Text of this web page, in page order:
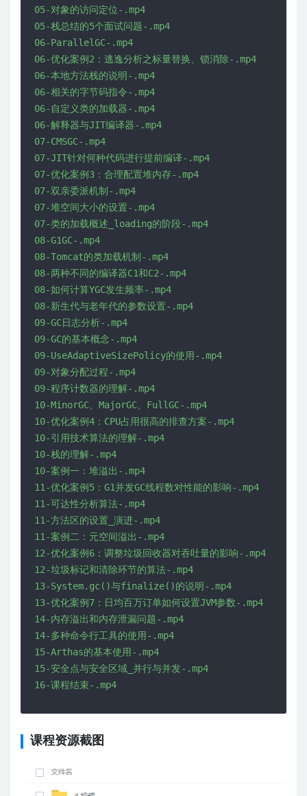
05-对象的访问定位-.mp4
05-栈总结的5个面试问题-.mp4
06-ParallelGC-.mp4
06-优化案例2：逃逸分析之标量替换、锁消除-.mp4
06-本地方法栈的说明-.mp4
06-相关的字节码指令-.mp4
06-自定义类的加载器-.mp4
06-解释器与JIT编译器-.mp4
07-CMSGC-.mp4
07-JIT针对何种代码进行提前编译-.mp4
07-优化案例3：合理配置堆内存-.mp4
07-双亲委派机制-.mp4
07-堆空间大小的设置-.mp4
07-类的加载概述_loading的阶段-.mp4
08-G1GC-.mp4
08-Tomcat的类加载机制-.mp4
08-两种不同的编译器C1和C2-.mp4
08-如何计算YGC发生频率-.mp4
08-新生代与老年代的参数设置-.mp4
09-GC日志分析-.mp4
09-GC的基本概念-.mp4
09-UseAdaptiveSizePolicy的使用-.mp4
09-对象分配过程-.mp4
09-程序计数器的理解-.mp4
10-MinorGC、MajorGC、FullGC-.mp4
10-优化案例4：CPU占用很高的排查方案-.mp4
10-引用技术算法的理解-.mp4
10-栈的理解-.mp4
10-案例一：堆溢出-.mp4
11-优化案例5：G1并发GC线程数对性能的影响-.mp4
11-可达性分析算法-.mp4
11-方法区的设置_演进-.mp4
11-案例二：元空间溢出-.mp4
12-优化案例6：调整垃圾回收器对吞吐量的影响-.mp4
12-垃圾标记和清除环节的算法-.mp4
13-System.gc()与finalize()的说明-.mp4
13-优化案例7：日均百万订单如何设置JVM参数-.mp4
14-内存溢出和内存泄漏问题-.mp4
14-多种命令行工具的使用-.mp4
15-Arthas的基本使用-.mp4
15-安全点与安全区域_并行与并发-.mp4
16-课程结束-.mp4
课程资源截图